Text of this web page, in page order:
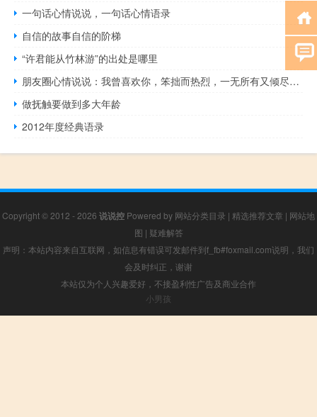
一句话心情说说，一句话心情语录
自信的故事自信的阶梯
“许君能从竹林游”的出处是哪里
朋友圈心情说说：我曾喜欢你，笨拙而热烈，一无所有又倾尽所有
做抚触要做到多大年龄
2012年度经典语录
Copyright © 2012 - 2026 说说控 Powered by 网站分类目录 | 精选推荐文章 | 网站地
图 | 疑难解答
声明：本站内容来自互联网，如信息有错误可发邮件到f_fb#foxmail.com说明，我们
会及时纠正，谢谢
本站仅为个人兴趣爱好，不接盈利性广告及商业合作
小男孩